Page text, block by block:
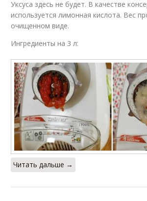
Уксуса здесь не будет. В качестве
используется лимонная кислота. Вес
очищенном виде.
Ингредиенты на 3 л:
Читать дальше →